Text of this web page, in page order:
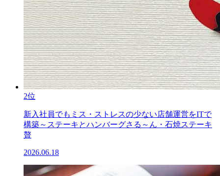
2位
新入社員でもミス・ストレスの少ない店舗運営をITで
構築～ステーキとハンバーグさる～ん・石焼ステーキ
贅
2026.06.18